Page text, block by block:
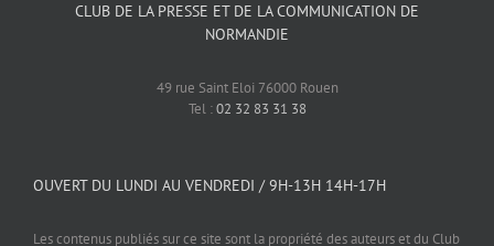
CLUB DE LA PRESSE ET DE LA COMMUNICATION DE
NORMANDIE
49 rue Saint Eloi 76000 Rouen
Tel :02 32 83 31 38
OUVERT DU LUNDI AU VENDREDI / 9H-13H 14H-17H
Les contenus publiés sur ce site sont la propriété des auteurs et du Club